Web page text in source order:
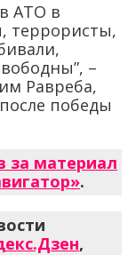
АТО в
террористы,
–
Равреба,
победы
за материал
.
,